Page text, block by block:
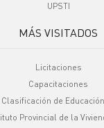
UPSTI
MÁS VISITADOS
Licitaciones
Capacitaciones
de
Provincial de la